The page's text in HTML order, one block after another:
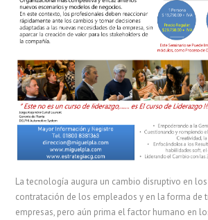
La tecnología augura un cambio disruptivo en
contratación de los empleados y en la forma de
empresas, pero aún prima el factor humano en